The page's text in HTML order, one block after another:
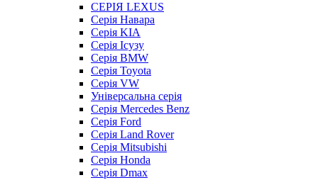
СЕРІЯ LEXUS
Серія Навара
Серія KIA
Серія Ісузу
Серія BMW
Серія Toyota
Серія VW
Універсальна серія
Серія Mercedes Benz
Серія Ford
Серія Land Rover
Серія Mitsubishi
Серія Honda
Серія Dmax